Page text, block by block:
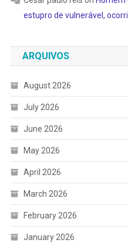
estupro de vulnerável,
ARQUIVOS
August 2026
July 2026
June 2026
May 2026
April 2026
March 2026
February 2026
January 2026